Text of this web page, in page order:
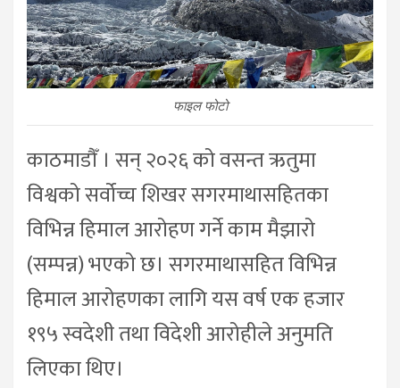
फाइल फोटो
काठमाडौँ । सन् २०२६ को वसन्त ऋतुमा
विश्वको सर्वोच्च शिखर सगरमाथासहितका
विभिन्न हिमाल आरोहण गर्ने काम मैझारो
(सम्पन्न) भएको छ। सगरमाथासहित विभिन्न
हिमाल आरोहणका लागि यस वर्ष एक हजार
१९५ स्वदेशी तथा विदेशी आरोहीले अनुमति
लिएका थिए।